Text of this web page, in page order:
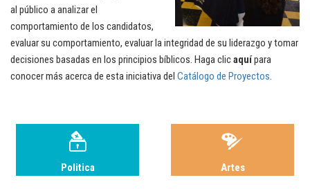
al público a analizar el
comportamiento de los candidatos,
evaluar su comportamiento, evaluar la integridad de su liderazgo y tomar
decisiones basadas en los principios bíblicos. Haga clicaquípara
conocer más acerca de esta iniciativa del Catálogo de Proyectos
Politica Artes